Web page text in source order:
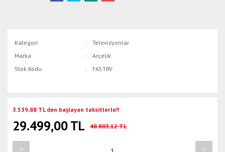
Kategori
Televizyonlar
Marka
Arçelik
Stok Kodu
FA5TRV
3.539,88 TL den başlayan taksitlerle!!
29.499,00 TL 48.803,12 TL